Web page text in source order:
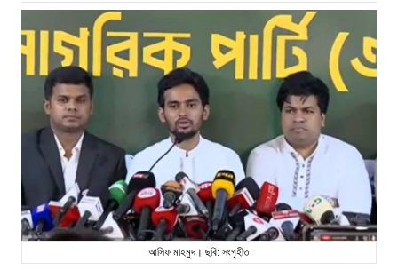
আসিফ মাহমুদ। ছবি: সংগৃহীত